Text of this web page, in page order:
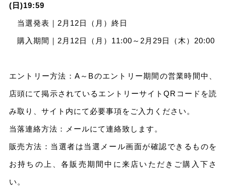
(日)19:59
当選発表｜2月12日（月）終日
購入期間｜2月12日（月）11:00～2月29日（木）20:00
エントリー方法：A～Bのエントリー期間の営業時間中、
店頭にて掲示されているエントリーサイトQRコードを読
み取り、サイト内にて必要事項をご入力ください。
当落連絡方法：メールにて連絡致します。
販売方法：当選者は当選メール画面が確認できるものを
お持ちの上、各販売期間中に来店いただきご購入下さ
い。